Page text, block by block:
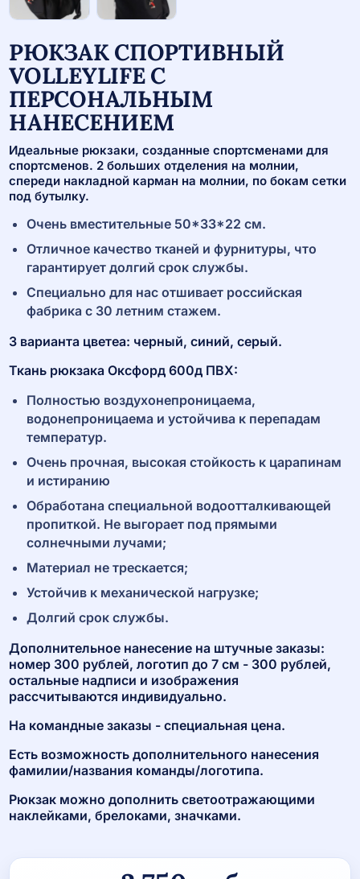
РЮКЗАК СПОРТИВНЫЙ
VOLLEYLIFE С
ПЕРСОНАЛЬНЫМ
НАНЕСЕНИЕМ
Идеальные рюкзаки, созданные спортсменами для
спортсменов. 2 больших отделения на молнии,
спереди накладной карман на молнии, по бокам сетки
под бутылку.
Очень вместительные 50*33*22 см.
Отличное качество тканей и фурнитуры, что
гарантирует долгий срок службы.
Специально для нас отшивает российская
фабрика с 30 летним стажем.
3 варианта цветеа: черный, синий, серый.
Ткань рюкзака Оксфорд 600д ПВХ:
Полностью воздухонепроницаема,
водонепроницаема и устойчива к перепадам
температур.
Очень прочная, высокая стойкость к царапинам
и истиранию
Обработана специальной водоотталкивающей
пропиткой. Не выгорает под прямыми
солнечными лучами;
Материал не трескается;
Устойчив к механической нагрузке;
Долгий срок службы.
Дополнительное нанесение на штучные заказы:
номер 300 рублей, логотип до 7 см - 300 рублей,
остальные надписи и изображения
рассчитываются индивидуально.
На командные заказы - специальная цена.
Есть возможность дополнительного нанесения
фамилии/названия команды/логотипа.
Рюкзак можно дополнить светоотражающими
наклейками, брелоками, значками.